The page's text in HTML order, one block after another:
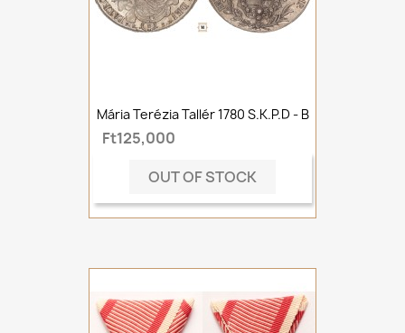
Mária Terézia Tallér 1780 S.K.P.D - B
Ft125,000
OUT OF STOCK